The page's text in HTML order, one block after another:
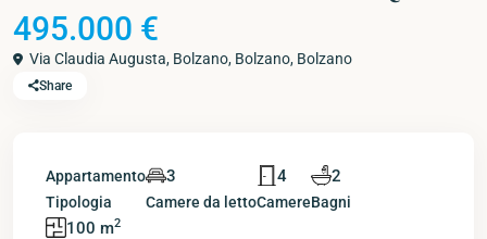
495.000 €
Via Claudia Augusta, Bolzano, Bolzano, Bolzano
Share
Appartamento
Tipologia
3
Camere da letto
4
Camere
2
Bagni
100 m2